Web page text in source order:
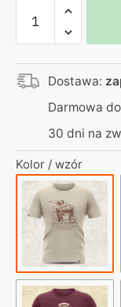
Koszulka
beżowa
–
od
średniej
Dostawa:
Darmowa
30 dni na
Kolor / wzór